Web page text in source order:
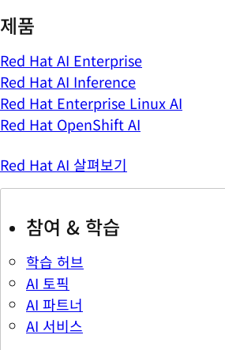
제품
Red Hat AI Enterprise
Red Hat AI Inference
Red Hat Enterprise Linux AI
Red Hat OpenShift AI
Red Hat AI 살펴보기
참여 & 학습
학습 허브
AI 토픽
AI 파트너
AI 서비스